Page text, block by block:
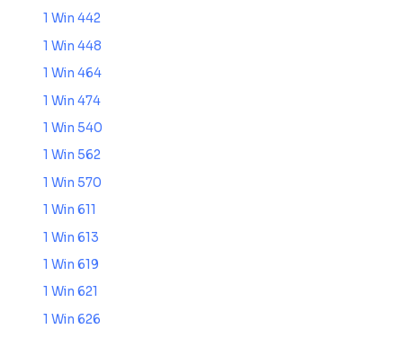
1 Win 442
1 Win 448
1 Win 464
1 Win 474
1 Win 540
1 Win 562
1 Win 570
1 Win 611
1 Win 613
1 Win 619
1 Win 621
1 Win 626